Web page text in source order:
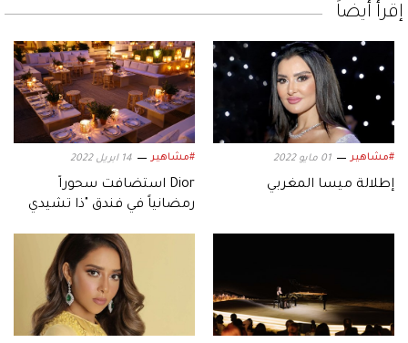
إقرأ أيضاً
#مشاهير 01 مايو 2022
إطلالة ميسا المغربي
#مشاهير 14 ابريل 2022
Dior استضافت سحوراً
رمضانياً في فندق "ذا تشيدي